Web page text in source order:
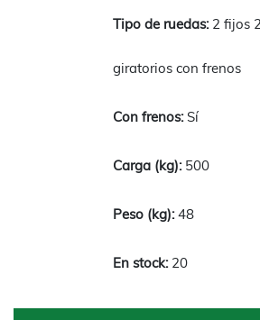
2 fijos
giratorios con frenos
Sí
500
48
20